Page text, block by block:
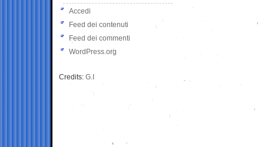
Accedi
Feed dei contenuti
Feed dei commenti
WordPress.org
Credits: G.I